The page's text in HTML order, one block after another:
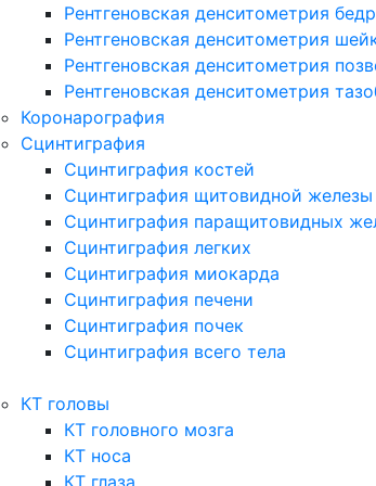
Рентгеновская денситометрия
Рентгеновская денситометрия
Рентгеновская денситометрия
Рентгеновская денситометрия
Коронарография
Сцинтиграфия
Сцинтиграфия костей
Сцинтиграфия щитовидной железы
Сцинтиграфия паращитовидных
Сцинтиграфия легких
Сцинтиграфия миокарда
Сцинтиграфия печени
Сцинтиграфия почек
Сцинтиграфия всего тела
КТ головы
КТ головного мозга
КТ носа
КТ глаза